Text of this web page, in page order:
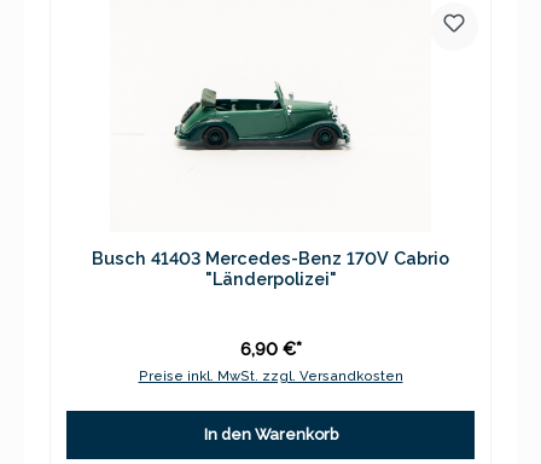
Busch 41403 Mercedes-Benz 170V Cabrio
"Länderpolizei"
6,90 €*
Preise inkl. MwSt. zzgl. Versandkosten
In den Warenkorb